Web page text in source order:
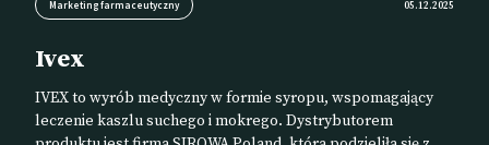
Marketing farmaceutyczny 05.12.2025
Ivex
IVEX to wyrób medyczny w formie syropu, wspomagający
leczenie kaszlu suchego i mokrego. Dystrybutorem